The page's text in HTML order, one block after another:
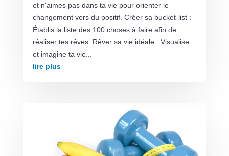
et n'aimes pas dans ta vie pour orienter le
changement vers du positif. Créer sa bucket-list :
Établis la liste des 100 choses à faire afin de
réaliser tes rêves. Rêver sa vie idéale : Visualise
et imagine ta vie...
lire plus